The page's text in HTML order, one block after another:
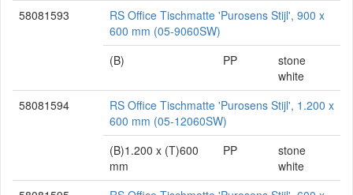
58081593
RS Office Tischmatte 'Purosens Stijl', 900 x
600 mm (05-9060SW)
(B)
PP
stone
white
58081594
RS Office Tischmatte 'Purosens Stijl', 1.200 x
600 mm (05-12060SW)
(B)1.200 x (T)600
mm
PP
stone
white